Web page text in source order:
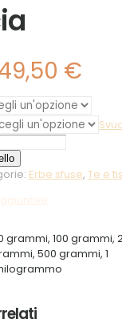
€
da
2,75 €
Erbe sfuse, Te e
grammi, 100 grammi,
500 grammi, 1